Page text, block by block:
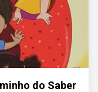
do Saber